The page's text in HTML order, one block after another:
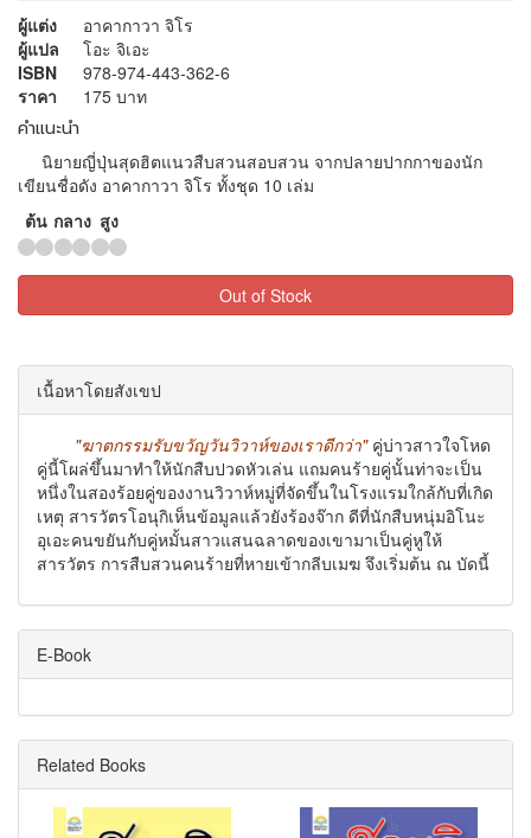
ผู้แต่ง
อาคากาวา จิโร
ผู้แปล
โอะ จิเอะ
ISBN
978-974-443-362-6
ราคา
175 บาท
คำแนะนำ
นิยายญี่ปุ่นสุดฮิตแนวสืบสวนสอบสวน จากปลายปากกาของนัก
เขียนชื่อดัง อาคากาวา จิโร ทั้งชุด 10 เล่ม
ต้น กลาง สูง
Out of Stock
เนื้อหาโดยสังเขป
"ฆาตกรรมรับขวัญวันวิวาห์ของเราดีกว่า"คู่บ่าวสาวใจโหด
คู่นี้โผล่ขึ้นมาทำให้นักสืบปวดหัวเล่น แถมคนร้ายคู่นั้นท่าจะเป็น
หนึ่งในสองร้อยคู่ของงานวิวาห์หมู่ที่จัดขึ้นในโรงแรมใกล้กับที่เกิด
เหตุ สารวัตรโอนุกิเห็นข้อมูลแล้วยังร้องจ๊าก ดีที่นักสืบหนุ่มอิโนะ
อุเอะคนขยันกับคู่หมั้นสาวแสนฉลาดของเขามาเป็นคู่หูให้
สารวัตร การสืบสวนคนร้ายที่หายเข้ากลีบเมฆ จึงเริ่มต้น ณ บัดนี้
E-Book
Related Books